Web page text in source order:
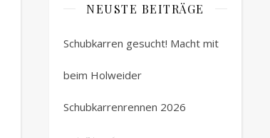
NEUSTE BEITRÄGE
Schubkarren gesucht! Macht mit
beim Holweider
Schubkarrenrennen 2026